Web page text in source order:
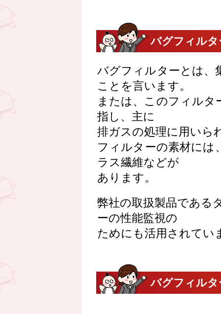
バグフィル
バグフィルターとは、
ことを言います。
または、このフィルタ
指し、主に
排ガスの処理に用いら
フィルターの素材には
ラス繊維などが
あります。
弊社の取扱製品である
ーの性能監視の
ためにも活用されてい
バグフィルタ